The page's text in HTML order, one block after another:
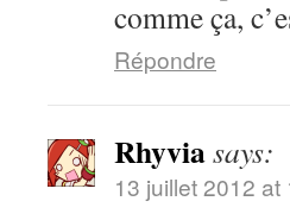
comme ça,
Répondre
Rhyviasays:
13 juillet 2012 at